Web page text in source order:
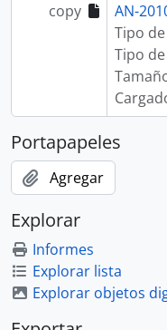
copy
AN-
Tipo
Tipo
Portapapeles
Agregar
Explorar
Informes
Explorar lista
Explorar objetos